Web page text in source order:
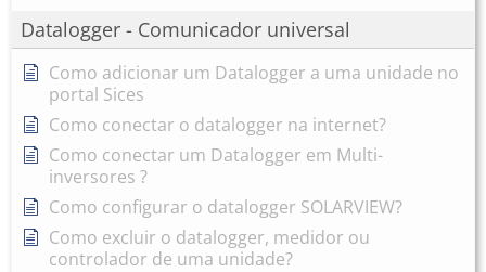
Datalogger - Comunicador universal
Como adicionar um Datalogger a uma unidade no
portal Sices
Como conectar o datalogger na internet?
Como conectar um Datalogger em Multi-
inversores ?
Como configurar o datalogger SOLARVIEW?
Como excluir o datalogger, medidor ou
controlador de uma unidade?